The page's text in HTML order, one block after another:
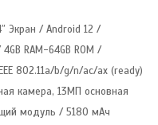
Экран / Android 12 /
RAM-64GB ROM /
802.11a/b/g/n/ac/ax (ready)
камера, 13МП основная
модуль / 5180 мАч